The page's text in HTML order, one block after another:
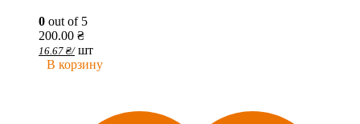
0 out of 5
200.00 ₴
16.67 ₴/ шт
В корзину